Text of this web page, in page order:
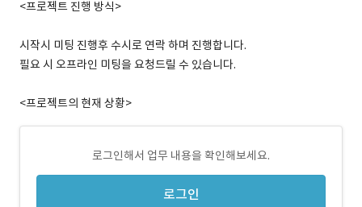
<프로젝트 진행 방식>
시작시 미팅 진행후 수시로 연락 하며 진행합니다.
필요 시 오프라인 미팅을 요청드릴 수 있습니다.
<프로젝트의 현재 상황>
로그인해서 업무 내용을 확인해보세요.
로그인